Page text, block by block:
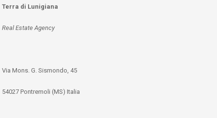
Terra di Lunigiana
Real Estate Agency
Via Mons. G. Sismondo, 45
54027 Pontremoli (MS) Italia